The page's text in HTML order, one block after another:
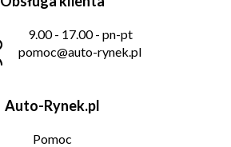
9.00 - 17.00 - pn-pt
pomoc@auto-rynek.pl
Auto-Rynek.pl
Pomoc